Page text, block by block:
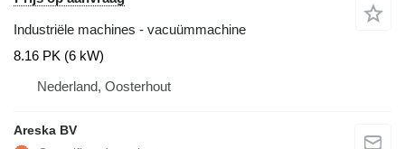
Industriële machines - vacuümmachine
8.16 PK (6 kW)
Nederland, Oosterhout
Areska BV